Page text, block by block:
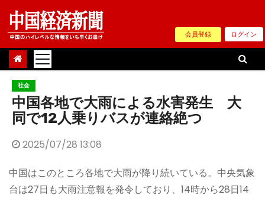
Skip
content
会員登録 ログイン
社会
中国各地で大雨による水害発生 大
同で12人乗りバスが連絡絶つ
2025/07/28 13:08
中国はこのところ各地で大雨が降り続いている。中央気象
台は27日も大雨注意報を発令しており、14時から28日14